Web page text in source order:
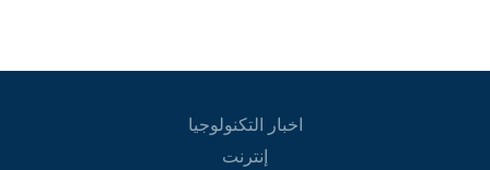
اخبار التكنولوجيا
إنترنت